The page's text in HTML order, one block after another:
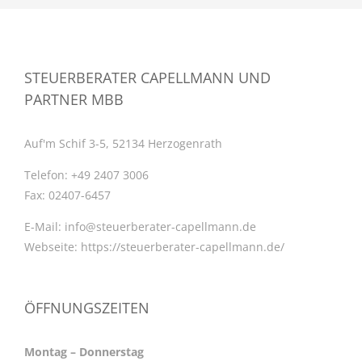
STEUERBERATER CAPELLMANN UND
PARTNER MBB
Auf'm Schif 3-5, 52134 Herzogenrath
Telefon: +49 2407 3006
Fax: 02407-6457
E-Mail: info@steuerberater-capellmann.de
Webseite: https://steuerberater-capellmann.de/
ÖFFNUNGSZEITEN
Montag – Donnerstag